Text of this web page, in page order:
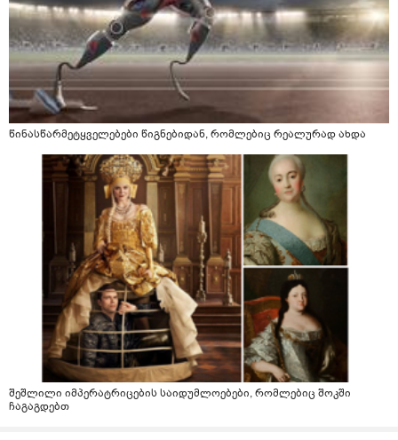
წინასწარმეტყველებები წიგნებიდან, რომლებიც რეალურად ახდა
შეშლილი იმპერატრიცების საიდუმლოებები, რომლებიც შოკში
ჩაგაგდებთ